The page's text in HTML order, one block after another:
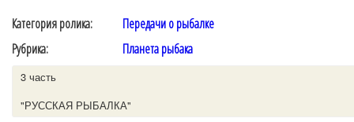
Категория ролика:
Передачи о рыбалке
Рубрика:
Планета рыбака
3 часть
"РУССКАЯ РЫБАЛКА"